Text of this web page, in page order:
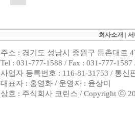
회사소개
주소 : 경기도 성남시 중원구 둔촌대로
Tel : 031-777-1588 / Fax : 031-777-
사업자 등록번호 : 116-81-31753 / 통신
대표자 : 홍영화 / 운영자 : 윤상미
상호 : 주식회사 코린스 / Copyright ⓒ